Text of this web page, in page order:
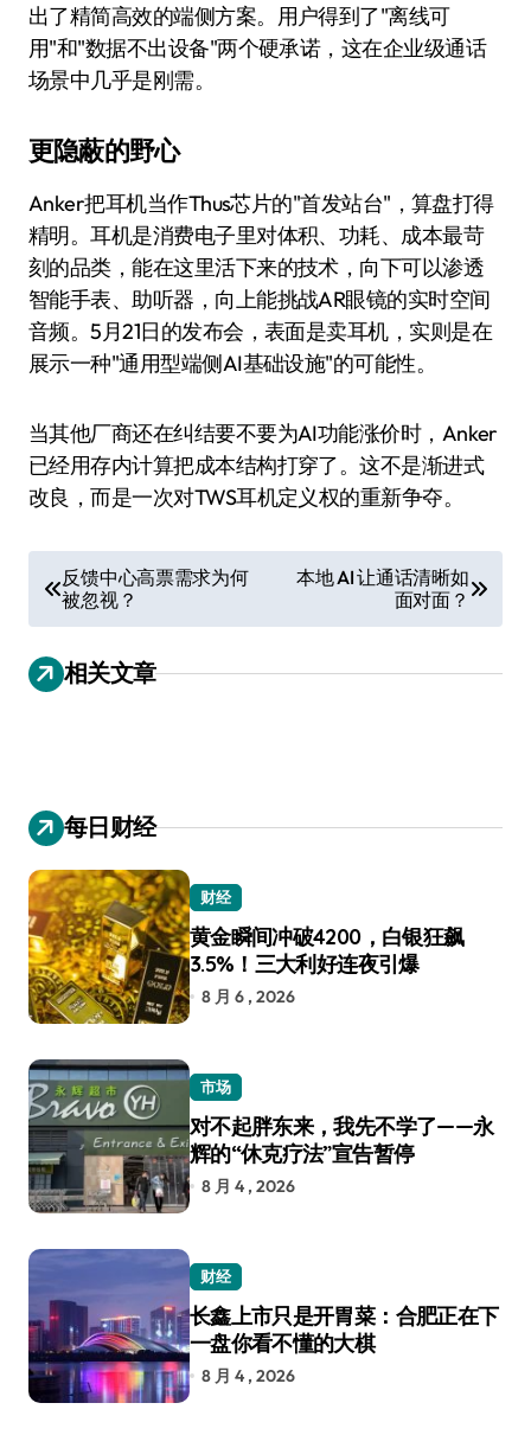
出了精简高效的端侧方案。用户得到了"离线可
用"和"数据不出设备"两个硬承诺，这在企业级通话
场景中几乎是刚需。
更隐蔽的野心
Anker把耳机当作Thus芯片的"首发站台"，算盘打得
精明。耳机是消费电子里对体积、功耗、成本最苛
刻的品类，能在这里活下来的技术，向下可以渗透
智能手表、助听器，向上能挑战AR眼镜的实时空间
音频。5月21日的发布会，表面是卖耳机，实则是在
展示一种"通用型端侧AI基础设施"的可能性。
当其他厂商还在纠结要不要为AI功能涨价时，Anker
已经用存内计算把成本结构打穿了。这不是渐进式
改良，而是一次对TWS耳机定义权的重新争夺。
章
导
航
反馈中心高票需求为何
被忽视？
本地 AI 让通话清晰如
面对面？
相关文章
每日财经
财经
黄金瞬间冲破4200，白银狂飙
3.5%！三大利好连夜引爆
8 月 6 , 2026
市场
对不起胖东来，我先不学了——永
辉的“休克疗法”宣告暂停
8 月 4 , 2026
财经
长鑫上市只是开胃菜：合肥正在下
一盘你看不懂的大棋
8 月 4 , 2026